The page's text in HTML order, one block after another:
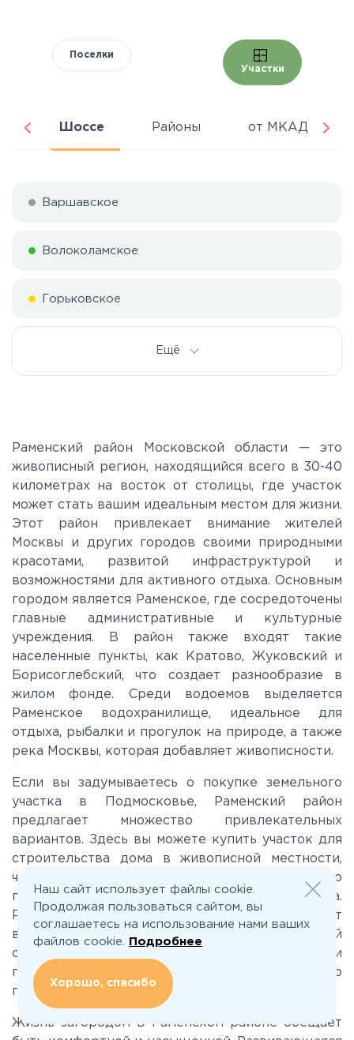
Поселки
Участки
Шоссе Районы от МКАД
Варшавское
Волоколамское
Горьковское
Калужское
Каширское
Киевское
Ленинградское
Лихачевское
Можайское
Новорижское
Новорязанское
Пятницкое
Ещё
Раменский район Московской области — это
живописный регион, находящийся всего в 30-40
километрах на восток от столицы, где участок
может стать вашим идеальным местом для жизни.
Этот район привлекает внимание жителей
Москвы и других городов своими природными
красотами, развитой инфраструктурой и
возможностями для активного отдыха. Основным
городом является Раменское, где сосредоточены
главные административные и культурные
учреждения. В район также входят такие
населенные пункты, как Кратово, Жуковский и
Борисоглебский, что создает разнообразие в
жилом фонде. Среди водоемов выделяется
Раменское водохранилище, идеальное для
отдыха, рыбалки и прогулок на природе, а также
река Москвы, которая добавляет живописности.
Если вы задумываетесь о покупке земельного
участка в Подмосковье, Раменский район
предлагает множество привлекательных
вариантов. Здесь вы можете купить участок для
строительства дома в живописной местности,
что идеально подойдет как для постоянного
проживания, так и для дачного отдыха.
Разнообразие участков в жилом фонде позволит
вам подобрать именно тот, который
соответствует вашим потребностям и
пожеланиям. Это делает выбор участка особенно
простым и комфортным для каждого.
Жизнь загородом в Раменском районе обещает
Наш сайт использует файлы cookie.
Продолжая пользоваться сайтом, вы
соглашаетесь на использование нами ваших
файлов cookie.
Подробнее
Хорошо, спасибо